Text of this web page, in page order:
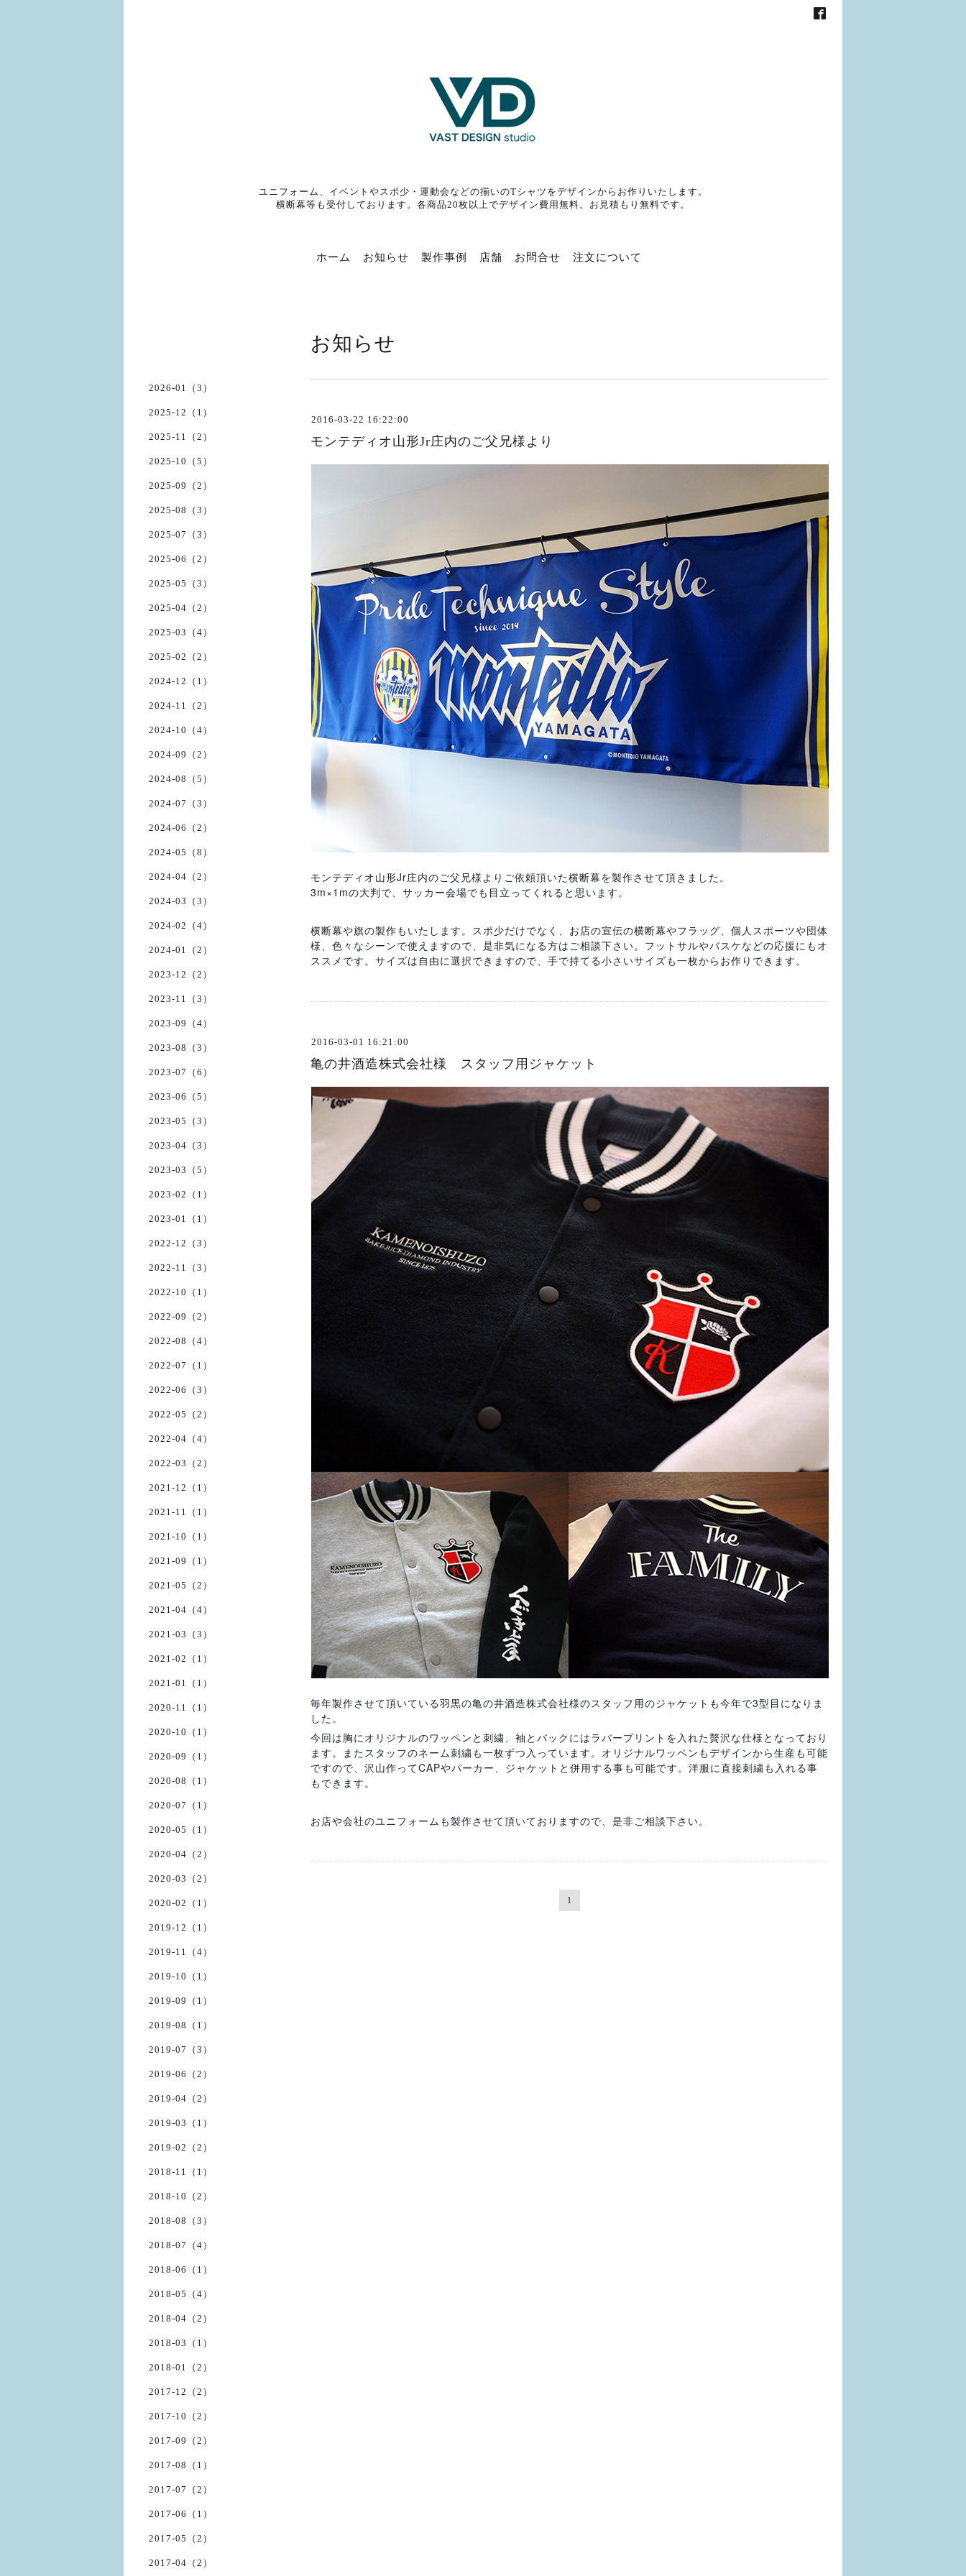
ユニフォーム、イベントやスポ少・運動会などの揃いのTシャツをデザインからお作りいたします。
横断幕等も受付しております。各商品20枚以上でデザイン費用無料。お見積もり無料です。
ホーム お知らせ 製作事例 店舗 お問合せ 注文について
お知らせ
2016-03-22 16:22:00
モンテディオ山形Jr庄内のご父兄様より
モンテディオ山形Jr庄内のご父兄様よりご依頼頂いた横断幕を製作させて頂きました。
3m×1mの大判で、サッカー会場でも目立ってくれると思います。
横断幕や旗の製作もいたします。スポ少だけでなく、お店の宣伝の横断幕やフラッグ、個人スポーツや団体
様、色々なシーンで使えますので、是非気になる方はご相談下さい。フットサルやバスケなどの応援にもオ
ススメです。サイズは自由に選択できますので、手で持てる小さいサイズも一枚からお作りできます。
2016-03-01 16:21:00
亀の井酒造株式会社様 スタッフ用ジャケット
毎年製作させて頂いている羽黒の亀の井酒造株式会社様のスタッフ用のジャケットも今年で3型目になりま
した。
今回は胸にオリジナルのワッペンと刺繍、袖とバックにはラバープリントを入れた贅沢な仕様となっており
ます。またスタッフのネーム刺繍も一枚ずつ入っています。オリジナルワッペンもデザインから生産も可能
ですので、沢山作ってCAPやパーカー、ジャケットと併用する事も可能です。洋服に直接刺繍も入れる事
もできます。
お店や会社のユニフォームも製作させて頂いておりますので、是非ご相談下さい。
1
2026-01（3）
2025-12（1）
2025-11（2）
2025-10（5）
2025-09（2）
2025-08（3）
2025-07（3）
2025-06（2）
2025-05（3）
2025-04（2）
2025-03（4）
2025-02（2）
2024-12（1）
2024-11（2）
2024-10（4）
2024-09（2）
2024-08（5）
2024-07（3）
2024-06（2）
2024-05（8）
2024-04（2）
2024-03（3）
2024-02（4）
2024-01（2）
2023-12（2）
2023-11（3）
2023-09（4）
2023-08（3）
2023-07（6）
2023-06（5）
2023-05（3）
2023-04（3）
2023-03（5）
2023-02（1）
2023-01（1）
2022-12（3）
2022-11（3）
2022-10（1）
2022-09（2）
2022-08（4）
2022-07（1）
2022-06（3）
2022-05（2）
2022-04（4）
2022-03（2）
2021-12（1）
2021-11（1）
2021-10（1）
2021-09（1）
2021-05（2）
2021-04（4）
2021-03（3）
2021-02（1）
2021-01（1）
2020-11（1）
2020-10（1）
2020-09（1）
2020-08（1）
2020-07（1）
2020-05（1）
2020-04（2）
2020-03（2）
2020-02（1）
2019-12（1）
2019-11（4）
2019-10（1）
2019-09（1）
2019-08（1）
2019-07（3）
2019-06（2）
2019-04（2）
2019-03（1）
2019-02（2）
2018-11（1）
2018-10（2）
2018-08（3）
2018-07（4）
2018-06（1）
2018-05（4）
2018-04（2）
2018-03（1）
2018-01（2）
2017-12（2）
2017-10（2）
2017-09（2）
2017-08（1）
2017-07（2）
2017-06（1）
2017-05（2）
2017-04（2）